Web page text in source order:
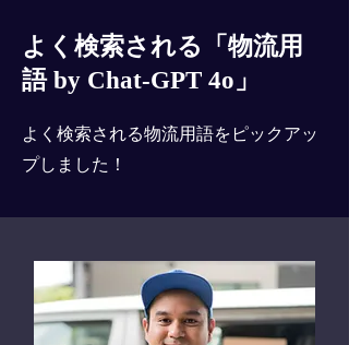
よく検索される「物流用
語 by Chat-GPT 4o」
よく検索される物流用語をピックアッ
プしました！